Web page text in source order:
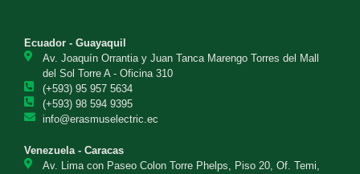
Ecuador - Guayaquil
Av. Joaquín Orrantia y Juan Tanca Marengo Torres del Mall
del Sol Torre A - Oficina 310
(+593) 95 957 5634
(+593) 98 594 9395
info@erasmuselectric.ec
Venezuela - Caracas
Av. Lima con Paseo Colon Torre Phelps, Piso 20, Of. Temi,